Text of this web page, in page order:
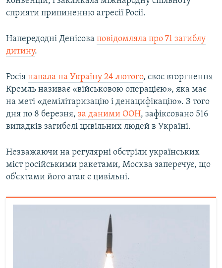
сприяти припиненню агресії Росії.
Напередодні Денісова повідомляла про 71 загиблу
дитину.
Росія напала на Україну 24 лютого, своє вторгнення
Кремль називає «військовою операцією», яка має
на меті «демілітаризацію і денацифікацію». З того
дня по 8 березня, за даними ООН, зафіксовано 516
випадків загибелі цивільних людей в Україні.
Незважаючи на регулярні обстріли українських
міст російськими ракетами, Москва заперечує, що
об’єктами його атак є цивільні.